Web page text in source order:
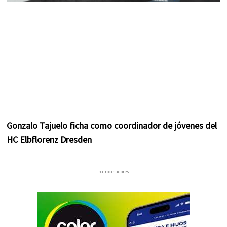
Gonzalo Tajuelo ficha como coordinador de jóvenes del
HC Elbflorenz Dresden
– patrocinadores –